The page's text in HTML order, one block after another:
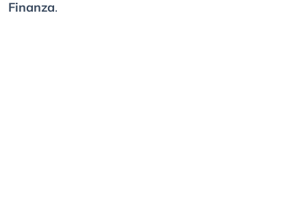
Finanza.